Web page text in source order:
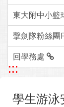
東大附中小籃
擊劍隊粉絲團
回學務處
:::
學生游泳